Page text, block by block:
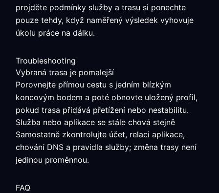
projděte podmínky služby a trasu si ponechte
pouze tehdy, když naměřený výsledek vyhovuje
úkolu práce na dálku.
Troubleshooting
Vybraná trasa je pomalejší
Porovnejte přímou cestu s jedním blízkým
koncovým bodem a poté obnovte uložený profil,
pokud trasa přidává přetížení nebo nestabilitu.
Služba nebo aplikace se stále chová stejně
Samostatně zkontrolujte účet, relaci aplikace,
chování DNS a pravidla služby; změna trasy není
jedinou proměnnou.
FAQ